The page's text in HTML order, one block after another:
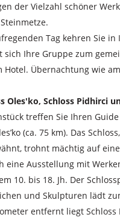
der Vielzahl schöner
Tag kehren Sie in
sich Ihre Gruppe zum
Hotel. Übernachtung wie
Oles'ko, Schloss Pidhirci
treffen Sie Ihren
(ca. 75 km). Das
trohnt mächtig auf
eine Ausstellung mit
10. bis 18. Jh. Der
und Skulpturen lädt
entfernt liegt Schloss